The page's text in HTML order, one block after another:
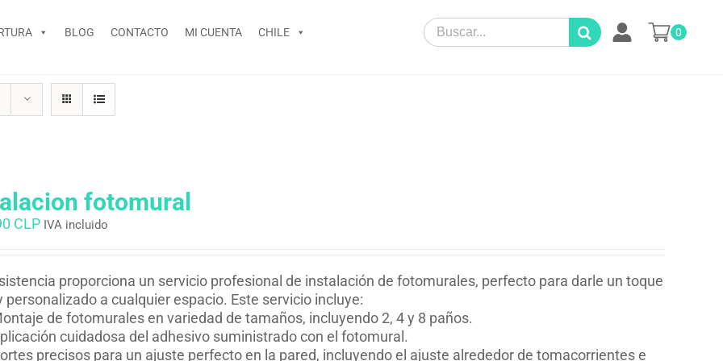
BLOG CONTACTO MI CUENTA CHILE
Search
for:
0
fotomural
CLP IVA incluido
proporciona un servicio profesional de instalación de fotomurales, perfecto para darle un toque
personalizado a cualquier espacio. Este servicio incluye:
de fotomurales en variedad de tamaños, incluyendo 2, 4 y 8 paños.
cuidadosa del adhesivo suministrado con el fotomural.
precisos para un ajuste perfecto en la pared, incluyendo el ajuste alrededor de tomacorrientes e